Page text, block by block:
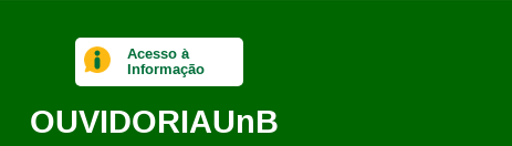
Acesso à
Informação
OUVIDORIAUnB